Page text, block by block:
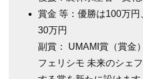
賞金 等：優勝は100万
30万円
副賞： UMAMI賞（賞金）
フェリシモ 未来のシェ